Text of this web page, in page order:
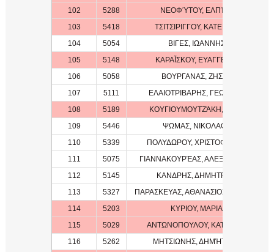
102 5288
ΝΕΟΦΎΤΟΥ, ΕΛΠΊΔΑ
103
5418
ΤΣΙΤΣΙΡΙΓΓΟΥ, ΚΑΤΕΡΙΝΑ
104
5054
ΒΙΓΕΣ, ΙΩΑΝΝΗΣ
105
5148
ΚΑΡΑΪ́ΣΚΟΥ, ΕΥΑΓΓΕΛΊΑ
106
5058
ΒΟΥΡΓΑΝΑΣ, ΖΗΣΗΣ
107
5111
ΕΛΑΙΟΤΡΙΒΑΡΗΣ, ΓΕΩΡΓΙΟΣ
108
5189
ΚΟΥΓΙΟΥΜΟΥΤΖΆΚΗ, ΝΊΚΗ
109
5446
ΨΩΜΑΣ, ΝΙΚΟΛΑΟΣ
110
5339
ΠΟΛΥΔΩΡΟΥ, ΧΡΙΣΤΟΦΟΡΟΣ
111
5075
ΓΙΑΝΝΑΚΟΥΡΈΑΣ, ΑΛΕΞΑΝΔΡΟΣ
112
5145
ΚΑΝΔΡΗΣ, ΔΗΜΗΤΡΙΟΣ
113
5327
ΠΑΡΑΣΚΕΥΑΣ, ΑΘΑΝΑΣΙΟΣ ΙΆΣΟΝΑΣ
114
5203
ΚΥΡΙΟΥ, ΜΑΡΙΑ
115
5029
ΑΝΤΩΝΟΠΟΥΛΟΥ, ΚΑΤΕΡΙΝΑ
116
5262
ΜΗΤΣΙΩΝΗΣ, ΔΗΜΉΤΡΗΣ